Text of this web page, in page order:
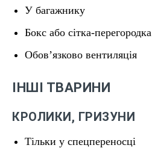
У багажнику
Бокс або сітка-перегородка
Обов’язково вентиляція
ІНШІ ТВАРИНИ
КРОЛИКИ, ГРИЗУНИ
Тільки у спецпереносці